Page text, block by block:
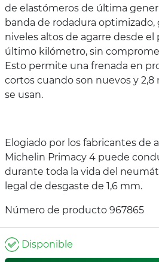
de elastómeros de última
banda de rodadura optimizado,
niveles altos de agarre desde el
último kilómetro, sin
Esto permite una frenada en
cortos cuando son nuevos y
se usan.
Elogiado por los fabricantes de
Michelin Primacy 4 puede
durante toda la vida del
legal de desgaste de 1,6 mm.
Número de producto 967865
Disponible